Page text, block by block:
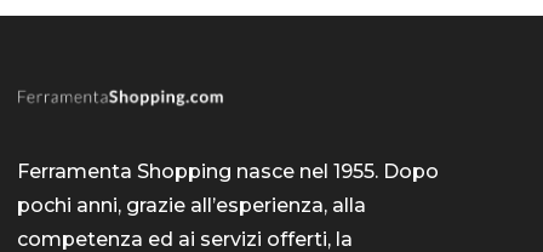
Ferramenta Shopping nasce nel 1955. Dopo
pochi anni, grazie all’esperienza, alla
competenza ed ai servizi offerti, la